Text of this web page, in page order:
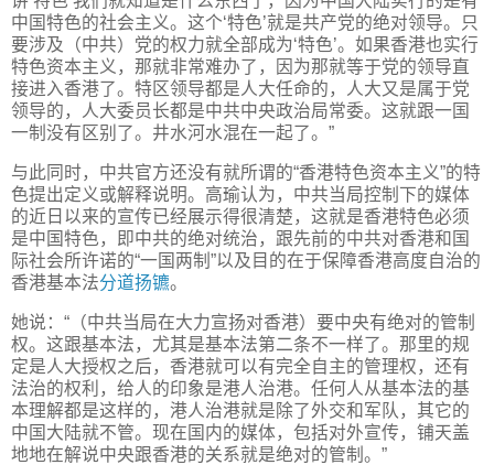
中国特色的社会主义。这个‘特色’就是共产党的绝对领导。只
要涉及（中共）党的权力就全部成为‘特色’。如果香港也实行
特色资本主义，那就非常难办了，因为那就等于党的领导直
接进入香港了。特区领导都是人大任命的，人大又是属于党
领导的，人大委员长都是中共中央政治局常委。这就跟一国
一制没有区别了。井水河水混在一起了。”
与此同时，中共官方还没有就所谓的“香港特色资本主义”的特
色提出定义或解释说明。高瑜认为，中共当局控制下的媒体
的近日以来的宣传已经展示得很清楚，这就是香港特色必须
是中国特色，即中共的绝对统治，跟先前的中共对香港和国
际社会所许诺的“一国两制”以及目的在于保障香港高度自治的
香港基本法分道扬镳。
她说：“（中共当局在大力宣扬对香港）要中央有绝对的管制
权。这跟基本法，尤其是基本法第二条不一样了。那里的规
定是人大授权之后，香港就可以有完全自主的管理权，还有
法治的权利，给人的印象是港人治港。任何人从基本法的基
本理解都是这样的，港人治港就是除了外交和军队，其它的
中国大陆就不管。现在国内的媒体，包括对外宣传，铺天盖
地地在解说中央跟香港的关系就是绝对的管制。”